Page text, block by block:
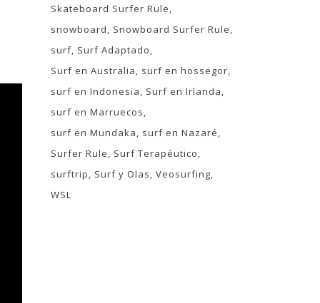
Skateboard Surfer Rule
snowboard
Snowboard Surfer Rule
surf Surf Adaptado
Surf en Australia
surf en hossegor
surf en Indonesia
Surf en Irlanda
surf en Marruecos
surf en Mundaka
surf en Nazaré
Surfer Rule
Surf Terapéutico
surftrip
Surf y Olas Veosurfing
WSL